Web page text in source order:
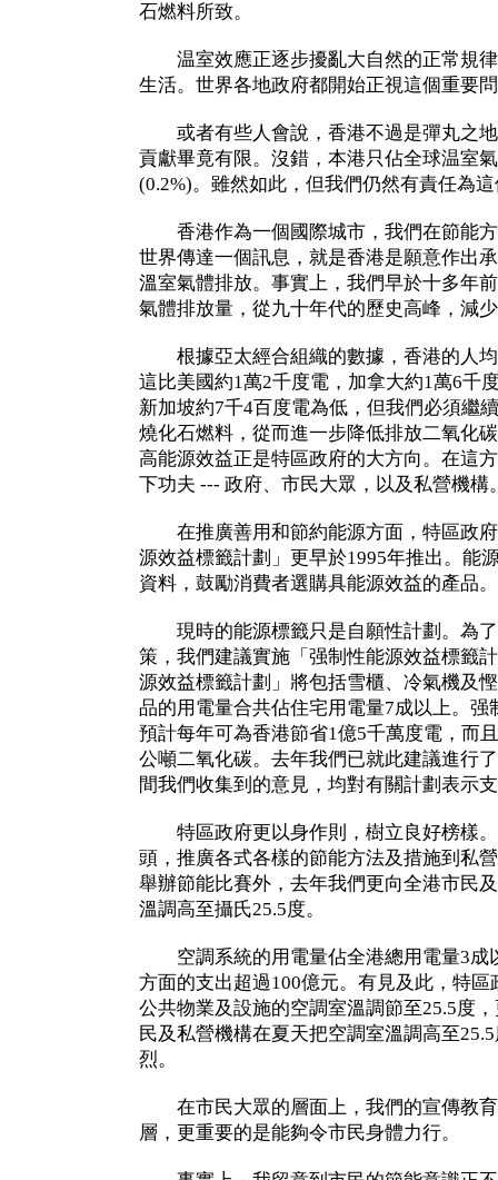
石燃料所致。
温室效應正逐步擾亂大自然的正常規律
生活。世界各地政府都開始正視這個重要
或者有些人會說，香港不過是彈丸之地
貢獻畢竟有限。沒錯，本港只佔全球温室
(0.2%)。雖然如此，但我們仍然有責任為
香港作為一個國際城市，我們在節能方
世界傳達一個訊息，就是香港是願意作出
溫室氣體排放。事實上，我們早於十多年
氣體排放量，從九十年代的歷史高峰，減
根據亞太經合組織的數據，香港的人均
這比美國約1萬2千度電，加拿大約1萬6千
新加坡約7千4百度電為低，但我們必須繼
燒化石燃料，從而進一步降低排放二氧化
高能源效益正是特區政府的大方向。在這
下功夫 --- 政府、市民大眾，以及私營機構
在推廣善用和節約能源方面，特區政府
源效益標籤計劃」更早於1995年推出。能
資料，鼓勵消費者選購具能源效益的產品。
現時的能源標籤只是自願性計劃。為了
策，我們建議實施「强制性能源效益標籤
源效益標籤計劃」將包括雪櫃、冷氣機及
品的用電量合共佔住宅用電量7成以上。
預計每年可為香港節省1億5千萬度電，而
公噸二氧化碳。去年我們已就此建議進行
間我們收集到的意見，均對有關計劃表示
特區政府更以身作則，樹立良好榜樣。
頭，推廣各式各樣的節能方法及措施到私
舉辦節能比賽外，去年我們更向全港市民
溫調高至攝氏25.5度。
空調系統的用電量佔全港總用電量3成
方面的支出超過100億元。有見及此，特
公共物業及設施的空調室溫調節至25.5度
民及私營機構在夏天把空調室溫調高至
烈。
在市民大眾的層面上，我們的宣傳教育
層，更重要的是能夠令市民身體力行。